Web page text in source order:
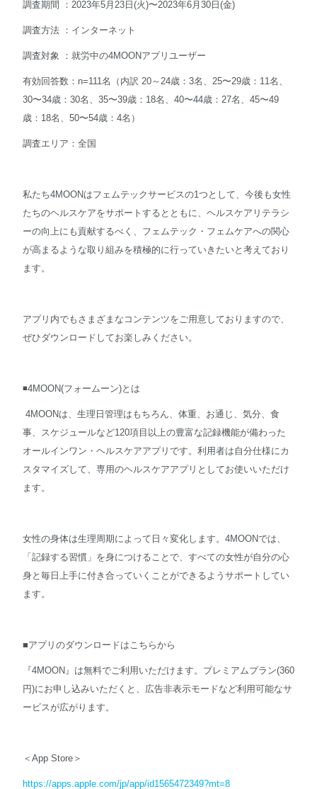
調査期間 ：2023年5月23日(火)〜2023年6月30日(金)
調査方法 ：インターネット
調査対象 ：就労中の4MOONアプリユーザー
有効回答数：n=111名（内訳 20～24歳：3名、25〜29歳：11名、
30〜34歳：30名、35〜39歳：18名、40〜44歳：27名、45〜49
歳：18名、50〜54歳：4名）
調査エリア：全国
私たち4MOONはフェムテックサービスの1つとして、今後も女性
たちのヘルスケアをサポートするとともに、ヘルスケアリテラシ
ーの向上にも貢献するべく、フェムテック・フェムケアへの関心
が高まるような取り組みを積極的に行っていきたいと考えており
ます。
アプリ内でもさまざまなコンテンツをご用意しておりますので、
ぜひダウンロードしてお楽しみください。
◾️4MOON(フォームーン)とは
4MOONは、生理日管理はもちろん、体重、お通じ、気分、食
事、スケジュールなど120項目以上の豊富な記録機能が備わった
オールインワン・ヘルスケアアプリです。利用者は自分仕様にカ
スタマイズして、専用のヘルスケアアプリとしてお使いいただけ
ます。
女性の身体は生理周期によって日々変化します。4MOONでは、
「記録する習慣」を身につけることで、すべての女性が自分の心
身と毎日上手に付き合っていくことができるようサポートしてい
ます。
■アプリのダウンロードはこちらから
『4MOON』は無料でご利用いただけます。プレミアムプラン(360
円)にお申し込みいただくと、広告非表示モードなど利用可能なサ
ービスが広がります。
＜App Store＞
https://apps.apple.com/jp/app/id1565472349?mt=8